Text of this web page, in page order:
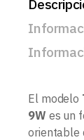
El modelo
9W es un
orientable